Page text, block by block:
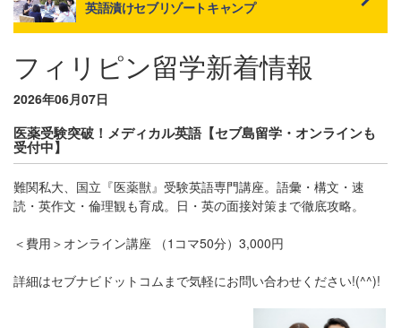
英語漬けセブリゾートキャンプ
フィリピン留学新着情報
2026年06月07日
医薬受験突破！メディカル英語【セブ島留学・オンラインも
受付中】
難関私大、国立『医薬獣』受験英語専門講座。語彙・構文・速
読・英作文・倫理観も育成。日・英の面接対策まで徹底攻略。
＜費用＞オンライン講座 （1コマ50分）3,000円
詳細はセブナビドットコムまで気軽にお問い合わせください!(^^)!